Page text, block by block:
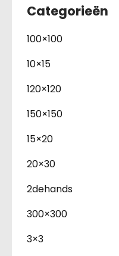
Categorieën
100×100
10×15
120×120
150×150
15×20
20×30
2dehands
300×300
3×3